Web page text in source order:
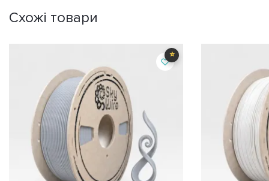
Схожі товари
⭐